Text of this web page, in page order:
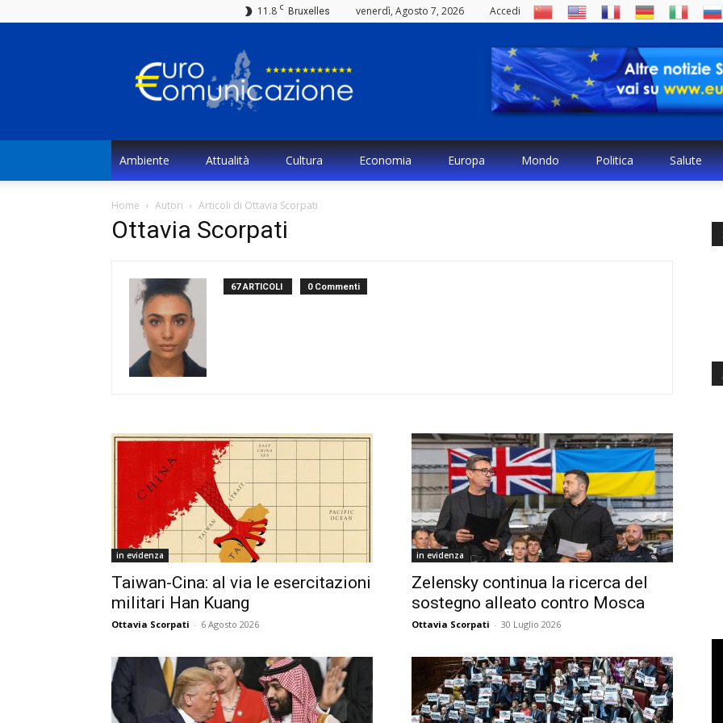
11.8 C Bruxelles venerdì, Agosto 7, 2026 Accedi
Ambiente Attualità Cultura Economia Europa Mondo Politica Salute
Home Autori Articoli di Ottavia Scorpati
Ottavia Scorpati
67 ARTICOLI 0 Commenti
in evidenza
Taiwan-Cina: al via le esercitazioni
militari Han Kuang
Ottavia Scorpati - 6 Agosto 2026
in evidenza
Zelensky continua la ricerca del
sostegno alleato contro Mosca
Ottavia Scorpati - 30 Luglio 2026